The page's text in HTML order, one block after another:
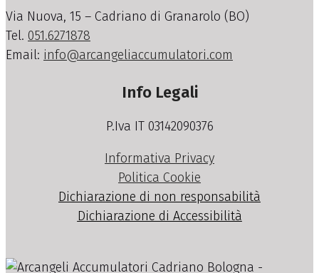
Via Nuova, 15 – Cadriano di Granarolo (BO)
Tel. 051.6271878
Email: info@arcangeliaccumulatori.com
Info Legali
P.Iva IT 03142090376
Informativa Privacy
Politica Cookie
Dichiarazione di non responsabilità
Dichiarazione di Accessibilità